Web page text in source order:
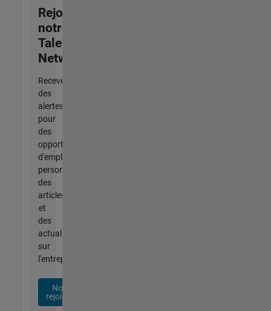
Rejoignez
notre
Talent
Network
Recevez
des
alertes
pour
des
opportunités
d'emploi
personnalisées,
des
articles
et
des
actualités
sur
l'entreprise.
Nous
rejoindre